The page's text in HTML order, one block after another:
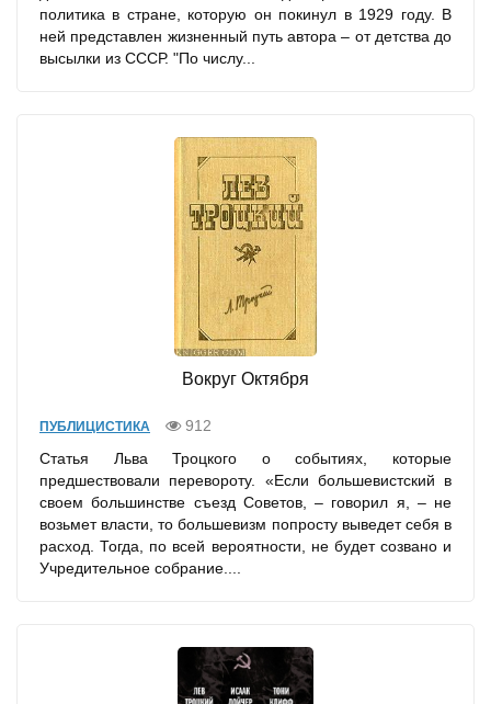
политика в стране, которую он покинул в 1929 году. В
ней представлен жизненный путь автора – от детства до
высылки из СССР. "По числу...
Вокруг Октября
ПУБЛИЦИСТИКА
912
Статья Льва Троцкого о событиях, которые
предшествовали перевороту. «Если большевистский в
своем большинстве съезд Советов, – говорил я, – не
возьмет власти, то большевизм попросту выведет себя в
расход. Тогда, по всей вероятности, не будет созвано и
Учредительное собрание....